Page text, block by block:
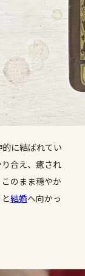
に結ばれてい
合え、癒され
のまま穏やか
結婚へ向かっ